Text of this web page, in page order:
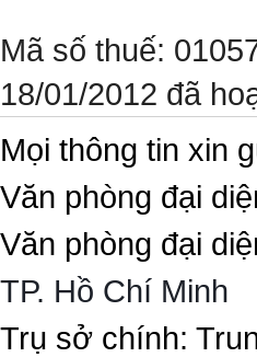
Mã số thuế:
18/01/2012 đã
Mọi thông tin xin
Văn phòng đại
Văn phòng đại
TP. Hồ Chí Minh
Trụ sở chính: